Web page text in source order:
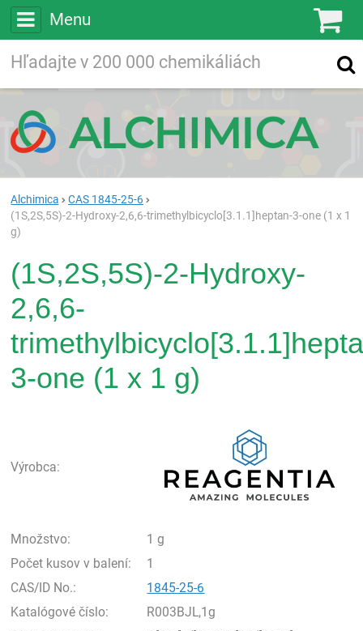
Menu
Vyhľadávanie
Alchimica
CAS 1845-25-6
(1S,2S,5S)-2-Hydroxy-2,6,6-trimethylbicyclo[3.1.1]heptan-3-one (1 x 1
g)
(1S,2S,5S)-2-Hydroxy-
2,6,6-
3-one (1 x 1 g)
Výrobca:
Množstvo:
1 g
Počet kusov v balení:
1
CAS/ID No.:
1845-25-6
Katalógové číslo:
R003BJL,1g